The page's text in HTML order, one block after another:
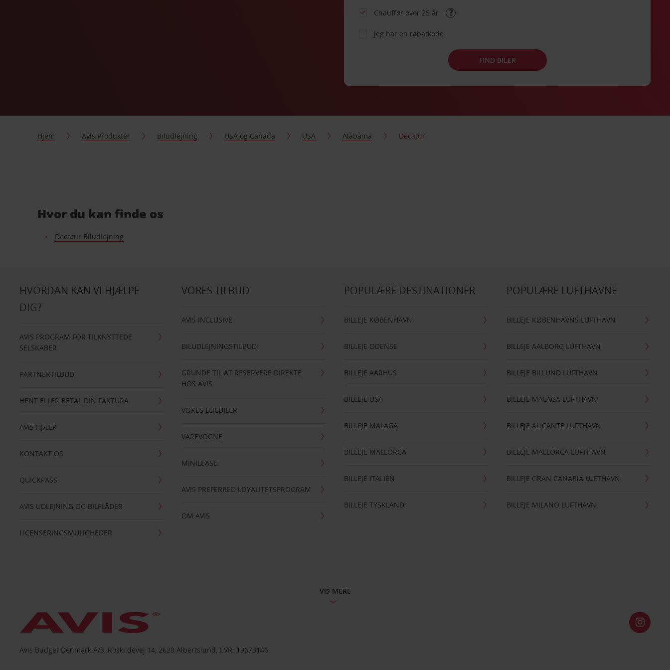
Chauffør over 25 år
Jeg har en rabatkode
FIND BILER
Hjem Avis Produkter Biludlejning USA og Canada USA Alabama Decatur
Hvor du kan finde os
Decatur Biludlejning
HVORDAN KAN VI HJÆLPE
DIG?
AVIS PROGRAM FOR TILKNYTTEDE
SELSKABER
PARTNERTILBUD
HENT ELLER BETAL DIN FAKTURA
AVIS HJÆLP
KONTAKT OS
QUICKPASS
AVIS UDLEJNING OG BILFLÅDER
LICENSERINGSMULIGHEDER
VORES TILBUD
AVIS INCLUSIVE
BILUDLEJNINGSTILBUD
GRUNDE TIL AT RESERVERE DIREKTE
HOS AVIS
VORES LEJEBILER
VAREVOGNE
MINILEASE
AVIS PREFERRED LOYALITETSPROGRAM
OM AVIS
POPULÆRE DESTINATIONER
BILLEJE KØBENHAVN
BILLEJE ODENSE
BILLEJE AARHUS
BILLEJE USA
BILLEJE MALAGA
BILLEJE MALLORCA
BILLEJE ITALIEN
BILLEJE TYSKLAND
POPULÆRE LUFTHAVNE
BILLEJE KØBENHAVNS LUFTHAVN
BILLEJE AALBORG LUFTHAVN
BILLEJE BILLUND LUFTHAVN
BILLEJE MALAGA LUFTHAVN
BILLEJE ALICANTE LUFTHAVN
BILLEJE MALLORCA LUFTHAVN
BILLEJE GRAN CANARIA LUFTHAVN
BILLEJE MILANO LUFTHAVN
VIS MERE
Avis Budget Denmark A/S, Roskildevej 14, 2620 Albertslund, CVR: 19673146